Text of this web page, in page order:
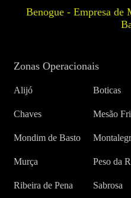
Benogue - Empresa de
Zonas Operacionais
Alijó Boticas
Chaves Mesão
Mondim de Basto
Murça Peso da
Ribeira de Pena Sabrosa